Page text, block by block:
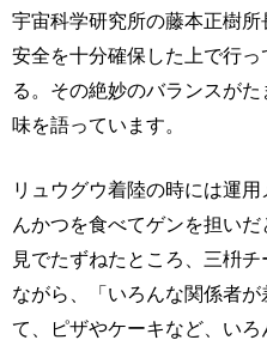
宇宙科学研究所の藤本正樹所
安全を十分確保した上で行
る。その絶妙のバランスが
味を語っています。
リュウグウ着陸の時には運
んかつを食べてゲンを担い
見でたずねたところ、三枡
ながら、「いろんな関係者
て、ピザやケーキなど、い